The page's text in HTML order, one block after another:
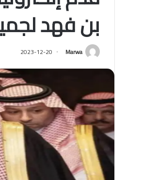
بن فهد
Marwa
2023-12-20